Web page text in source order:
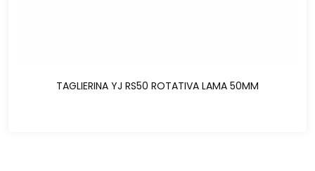
TAGLIERINA YJ RS50 ROTATIVA LAMA 50MM